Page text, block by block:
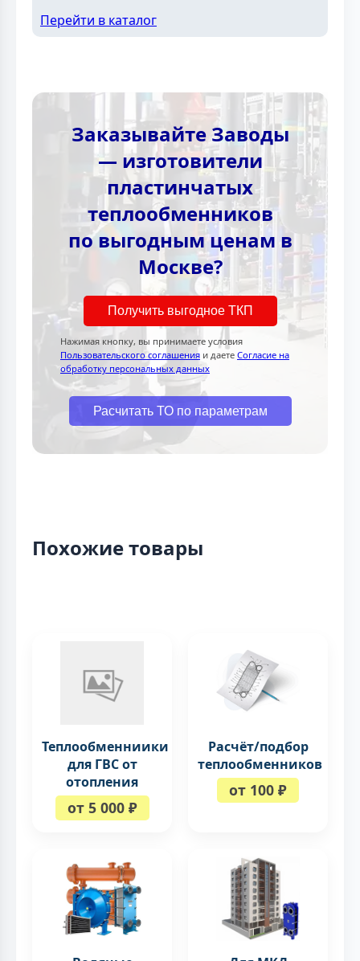
Перейти в каталог
Заказывайте Заводы
— изготовители
пластинчатых
теплообменников
по выгодным ценам в
Москве?
Получить выгодное ТКП
Нажимая кнопку, вы принимаете условия
Пользовательского соглашения и даете Согласие на
обработку персональных данных
Расчитать ТО по параметрам
Похожие товары
Теплообменниики
для ГВС от
отопления
от 5 000 ₽
Расчёт/подбор
теплообменников
от 100 ₽